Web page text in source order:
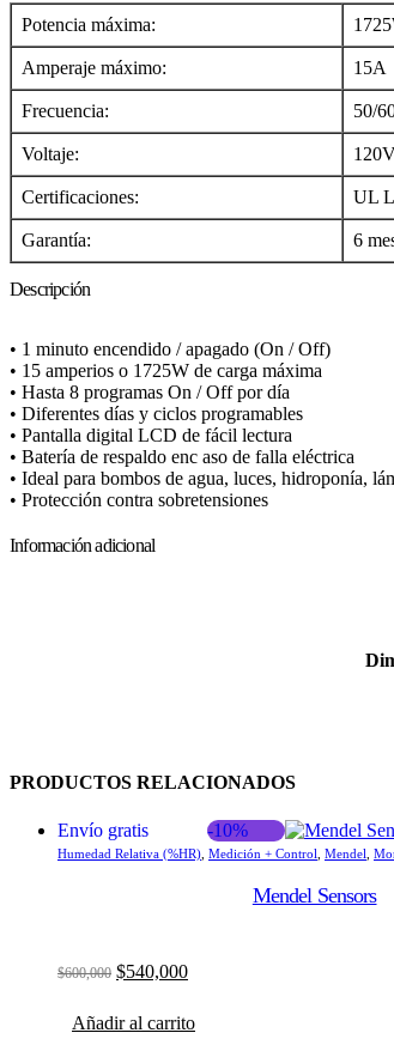
Potencia máxima:
Amperaje máximo: 15A
Frecuencia: 50/
Voltaje:
Certificaciones: UL
Garantía: 6
Descripción
• 1 minuto encendido / apagado (On / Off)
• 15 amperios o 1725W de carga máxima
• Hasta 8 programas On / Off por día
• Diferentes días y ciclos programables
• Pantalla digital LCD de fácil lectura
• Batería de respaldo enc aso de falla eléctrica
• Ideal para bombos de agua, luces, hidroponía,
• Protección contra sobretensiones
Información adicional
PRODUCTOS RELACIONADOS
Envío gratis -10%
Humedad Relativa (%HR) Medición + Control Mendel
Mendel Sensors
$600,000
El
original
$540,000
El
actual
Añadir al carrito